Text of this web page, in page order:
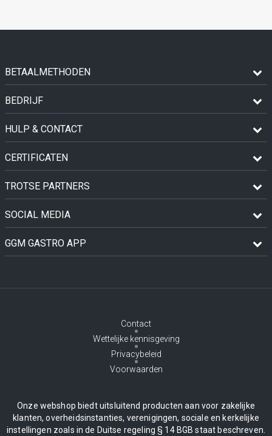
BETAALMETHODEN
BEDRIJF
HULP & CONTACT
CERTIFICATEN
TROTSE PARTNERS
SOCIAL MEDIA
GGM GASTRO APP
Contact
Wettelijke kennisgeving
Privacybeleid
Voorwaarden
Onze webshop biedt uitsluitend producten aan voor zakelijke
klanten, overheidsinstanties, verenigingen, sociale en kerkelijke
instellingen zoals in de Duitse regeling § 14 BGB staat beschreven.